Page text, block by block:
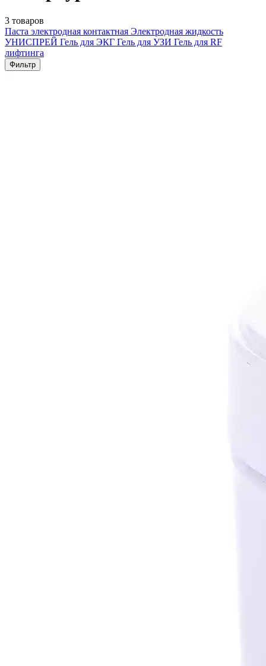
3 товаров
Паста электродная контактная Электродная жидкость
УНИСПРЕЙ Гель для ЭКГ Гель для УЗИ Гель для RF
лифтинга
Фильтр